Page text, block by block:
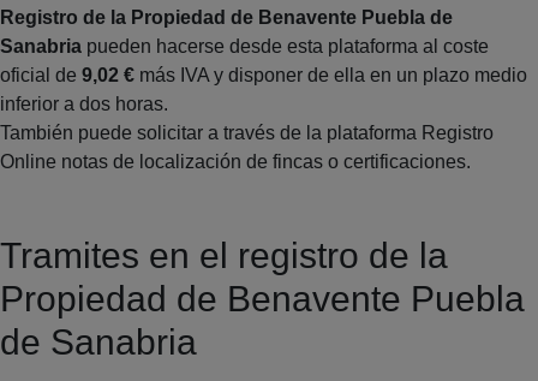
Registro de la Propiedad de Benavente Puebla de
Sanabria pueden hacerse desde esta plataforma al coste
oficial de 9,02 € más IVA y disponer de ella en un plazo medio
inferior a dos horas.
También puede solicitar a través de la plataforma Registro
Online notas de localización de fincas o certificaciones.
Tramites en el registro de la
Propiedad de Benavente Puebla
de Sanabria